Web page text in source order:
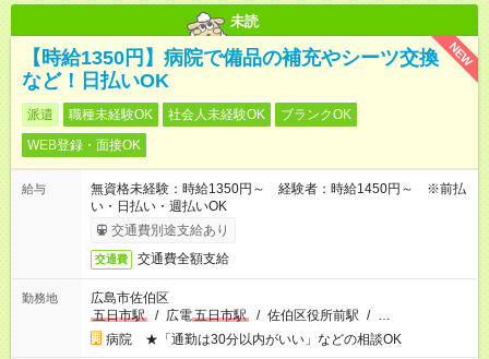
未読
NEW
【時給1350円】病院で備品の補充やシーツ交換
など！日払いOK
派遣 職種未経験OK 社会人未経験OK
ブランクOK
WEB登録・面接OK
給与
無資格未経験：時給1350円～ 経験者：時給1450円～ ※前払
い・日払い・週払いOK
交通費別途支給あり
交通費 交通費全額支給
勤務地
広島市佐伯区
五日市駅
/ 広電五日市駅 / 佐伯区役所前駅 / …
病院 ★「通勤は30分以内がいい」などの相談OK